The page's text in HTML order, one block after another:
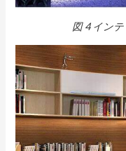
図4インテ